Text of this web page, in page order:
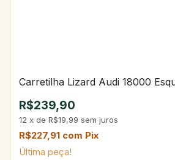
Carretilha Lizard Audi 18000
R$239,90
12 x de R$19,99 sem juros
R$227,91 com Pix
Última peça!